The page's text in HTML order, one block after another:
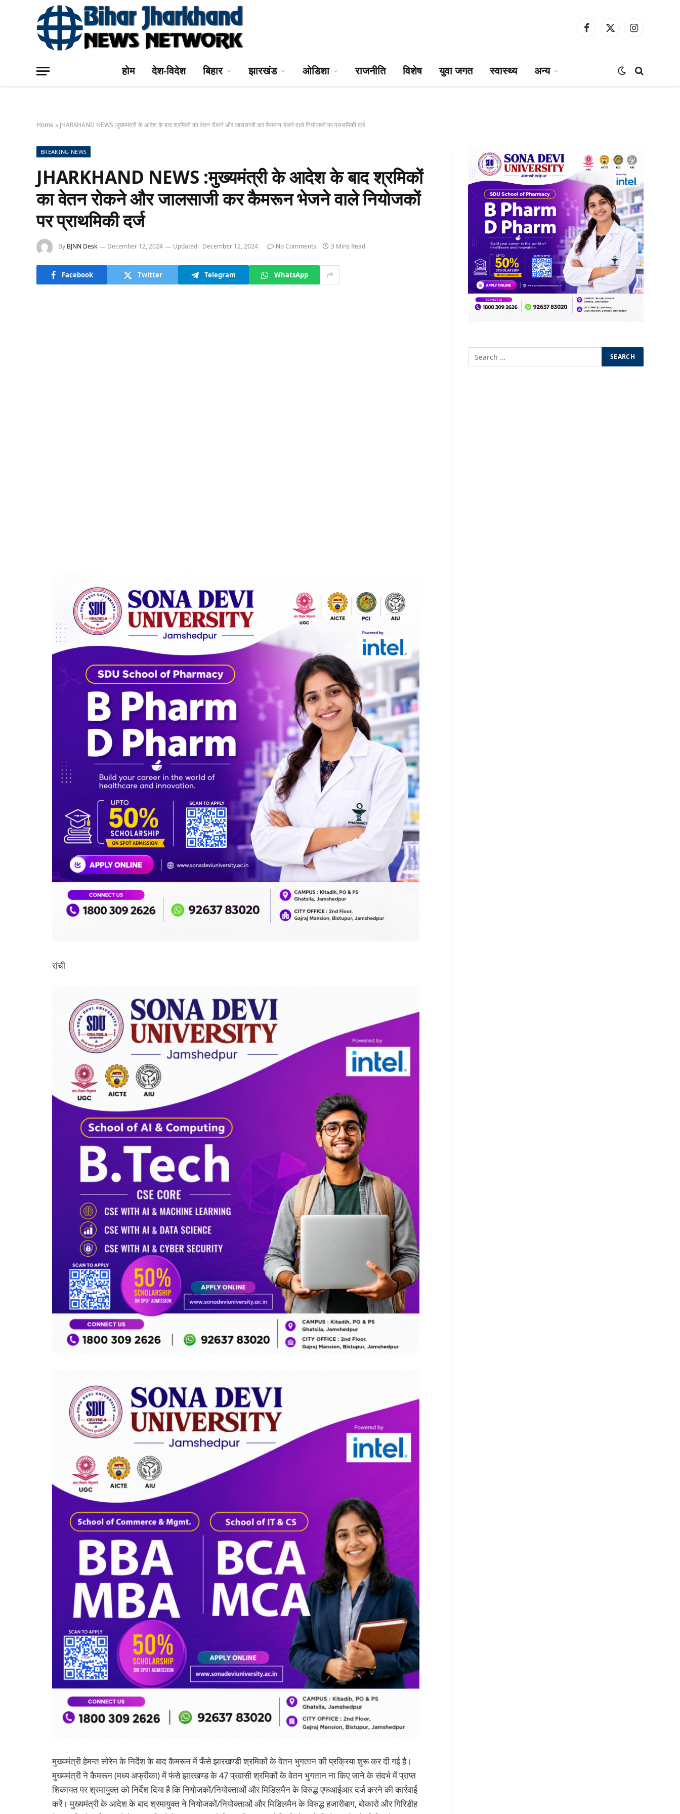
Facebook
X
Instagram
होम देश-विदेश बिहार झारखंड ओडिशा राजनीति विशेष युवा जगत स्वास्थ्य अन्य
Home » JHARKHAND NEWS :मुख्यमंत्री के आदेश के बाद श्रमिकों का वेतन रोकने और जालसाजी कर कैमरून भेजने वाले नियोजकों पर प्राथमिकी दर्ज
BREAKING NEWS
JHARKHAND NEWS :मुख्यमंत्री के आदेश के बाद श्रमिकों
का वेतन रोकने और जालसाजी कर कैमरून भेजने वाले नियोजकों
पर प्राथमिकी दर्ज
By BJNN Desk December 12, 2024 Updated: December 12, 2024 No Comments 3 Mins Read
Facebook Twitter Telegram WhatsApp
रांची
मुख्यमंत्री हेमन्त सोरेन के निर्देश के बाद कैमरून में फँसे झारखण्डी श्रमिकों के वेतन भुगतान की प्रक्रिया शुरू कर दी गई है।
मुख्यमंत्री ने कैमरून (मध्य अफ्रीका) में फंसे झारखण्ड के 47 प्रवासी श्रमिकों के वेतन भुगतान ना किए जाने के संदर्भ में प्राप्त
शिकायत पर श्रमायुक्त को निर्देश दिया है कि नियोजकों/नियोक्ताओं और मिडिलमैन के विरुद्ध एफआईआर दर्ज करने की कार्रवाई
करें। मुख्यमंत्री के आदेश के बाद श्रमायुक्त ने नियोजकों/नियोक्ताओं और मिडिलमैन के विरुद्ध हजारीबाग, बोकारो और गिरिडीह